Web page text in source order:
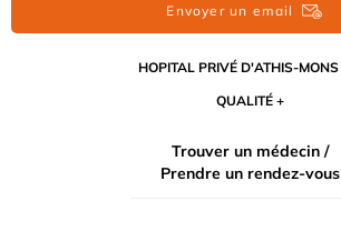
Envoyer un email
HOPITAL PRIVÉ D'ATHIS-MONS
QUALITÉ
Trouver un médecin /
Prendre un rendez-vous